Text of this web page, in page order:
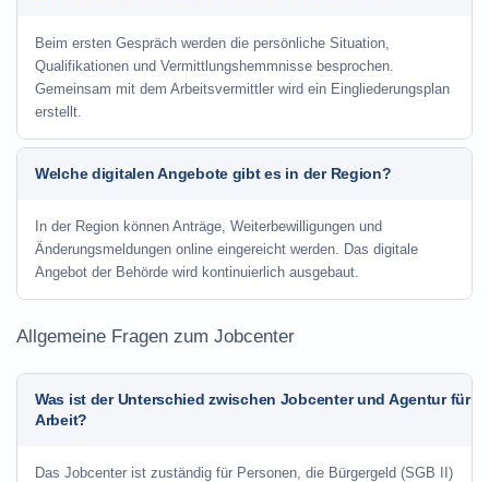
Beim ersten Gespräch werden die persönliche Situation,
Qualifikationen und Vermittlungshemmnisse besprochen.
Gemeinsam mit dem Arbeitsvermittler wird ein Eingliederungsplan
erstellt.
Welche digitalen Angebote gibt es in der Region?
In der Region können Anträge, Weiterbewilligungen und
Änderungsmeldungen online eingereicht werden. Das digitale
Angebot der Behörde wird kontinuierlich ausgebaut.
Allgemeine Fragen zum Jobcenter
Was ist der Unterschied zwischen Jobcenter und Agentur für
Arbeit?
Das Jobcenter ist zuständig für Personen, die Bürgergeld (SGB II)